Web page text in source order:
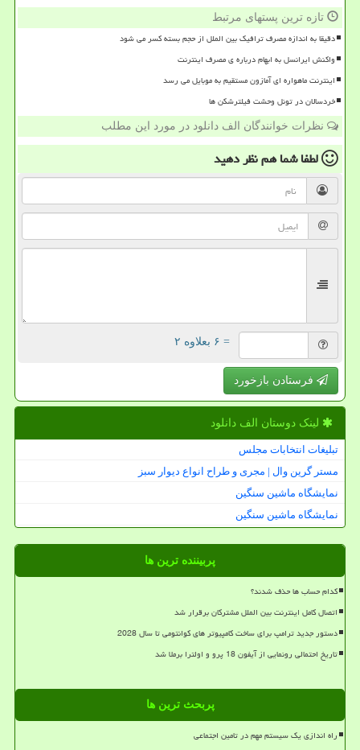
تازه ترین پستهای مرتبط
دقیقا به اندازه مصرف ترافیک بین الملل از حجم بسته کسر می شود
واکنش ایرانسل به ابهام درباره ی مصرف اینترنت
اینترنت ماهواره ای آمازون مستقیم به موبایل می رسد
خردسالان در تونل وحشت فیلترشکن ها
نظرات خوانندگان الف دانلود در مورد این مطلب
لطفا شما همنظر دهید
= ۶ بعلاوه ۲
فرستادن بازخورد
لینک دوستان الف دانلود
تبلیغات انتخابات مجلس
مستر گرین وال | مجری و طراح انواع دیوار سبز
نمایشگاه ماشین سنگین
نمایشگاه ماشین سنگین
پربیننده ترین ها
کدام حساب ها حذف شدند؟
اتصال کامل اینترنت بین الملل مشترکان برقرار شد
دستور جدید ترامپ برای ساخت کامپیوتر های کوانتومی تا سال 2028
تاریخ احتمالی رونمایی از آیفون 18 پرو و اولترا برملا شد
پربحث ترین ها
راه اندازی یک سیستم مهم در تامین اجتماعی